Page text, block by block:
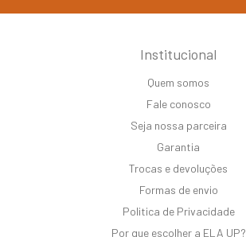
Institucional
Quem somos
Fale conosco
Seja nossa parceira
Garantia
Trocas e devoluções
Formas de envio
Politica de Privacidade
Por que escolher a ELA UP?